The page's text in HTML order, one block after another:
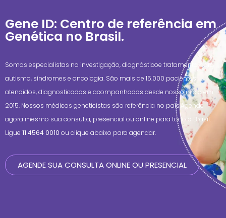
Gene ID: Centro de referência em
Genética no Brasil.
Somos especialistas na investigação, diagnósticoe tratamento para
autismo, síndromes e oncologia. São mais de 15.000 pacientes
atendidos, diagnosticados e acompanhados desde nosso início em
2015. Nossos médicos geneticistas são referência no país.Agende
agora mesmo sua consulta, presencial ou online para todo o Brasil.
Ligue 11 4564 0010 ou clique abaixo para agendar.
AGENDE SUA CONSULTA ONLINE OU PRESENCIAL